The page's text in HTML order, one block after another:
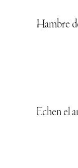
Hambre
Echen el